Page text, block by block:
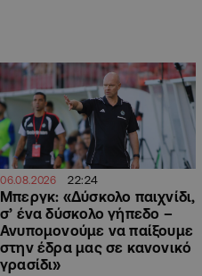
06.08.2026 22:24
Μπεργκ: «Δύσκολο παιχνίδι,
σ’ ένα δύσκολο γήπεδο –
Ανυπομονούμε να παίξουμε
στην έδρα μας σε κανονικό
γρασίδι»